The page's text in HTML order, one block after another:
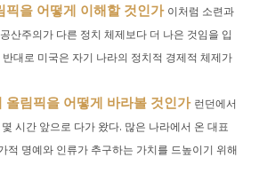
픽을 어떻게 이해할 것인가 이처럼 소련과
산주의가 다른 정치 체제보다 더 나은 것임을 입
대로 미국은 자기 나라의 정치적 경제적 체제가
올림픽을 어떻게 바라볼 것인가 런던에서
시간 앞으로 다가 왔다. 많은 나라에서 온 대표
적 명예와 인류가 추구하는 가치를 드높이기 위해